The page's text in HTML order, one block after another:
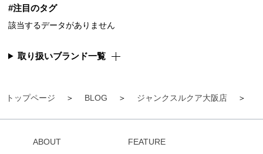
トップページ BLOG ジャンクスルクア大阪店
#注目のタグ
該当するデータがありません
取り扱いブランド一覧
ABOUT
FEATURE